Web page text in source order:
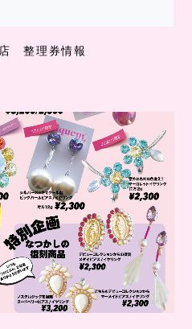
整理券情報